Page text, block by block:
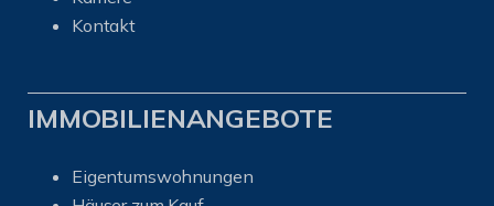
Kontakt
IMMOBILIENANGEBOTE
Eigentumswohnungen